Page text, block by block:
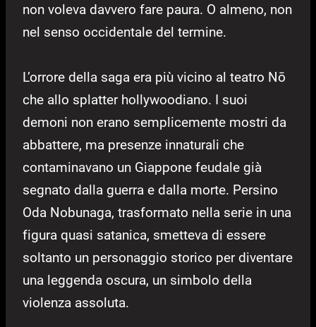
non voleva davvero fare paura. O almeno, non
nel senso occidentale del termine.
L’orrore della saga era più vicino al teatro Nō
che allo splatter hollywoodiano. I suoi
demoni non erano semplicemente mostri da
abbattere, ma presenze innaturali che
contaminavano un Giappone feudale già
segnato dalla guerra e dalla morte. Persino
Oda Nobunaga, trasformato nella serie in una
figura quasi satanica, smetteva di essere
soltanto un personaggio storico per diventare
una leggenda oscura, un simbolo della
violenza assoluta.